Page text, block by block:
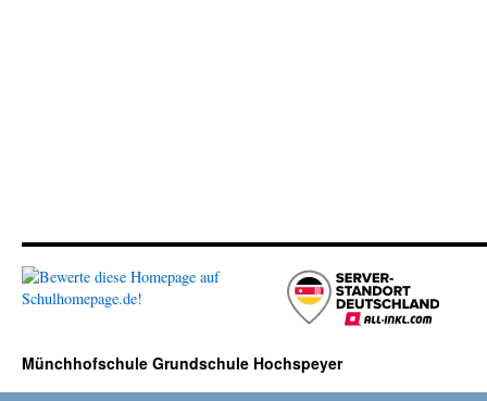
Münchhofschule Grundschule Hochspeyer